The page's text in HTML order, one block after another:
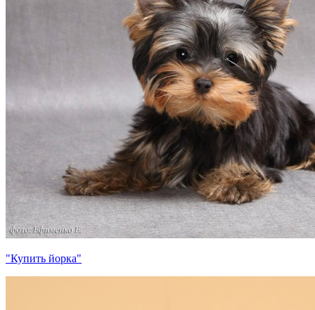
"Купить йорка"